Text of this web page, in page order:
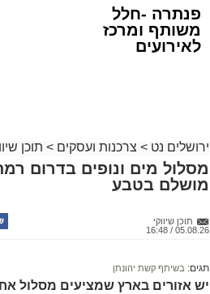
פנתרה -חלל
משותף ומרכז
לאירועים
ירושלים נט > צרכנות ועסקים > תוכן
מסלול מים ונופים בדרום
מושלם בטבע
תוכן שיווקי
05.08.26 / 16:48
תגים: בשיתף קשת יהונתן
יש אזורים בארץ שמציעים מסלול